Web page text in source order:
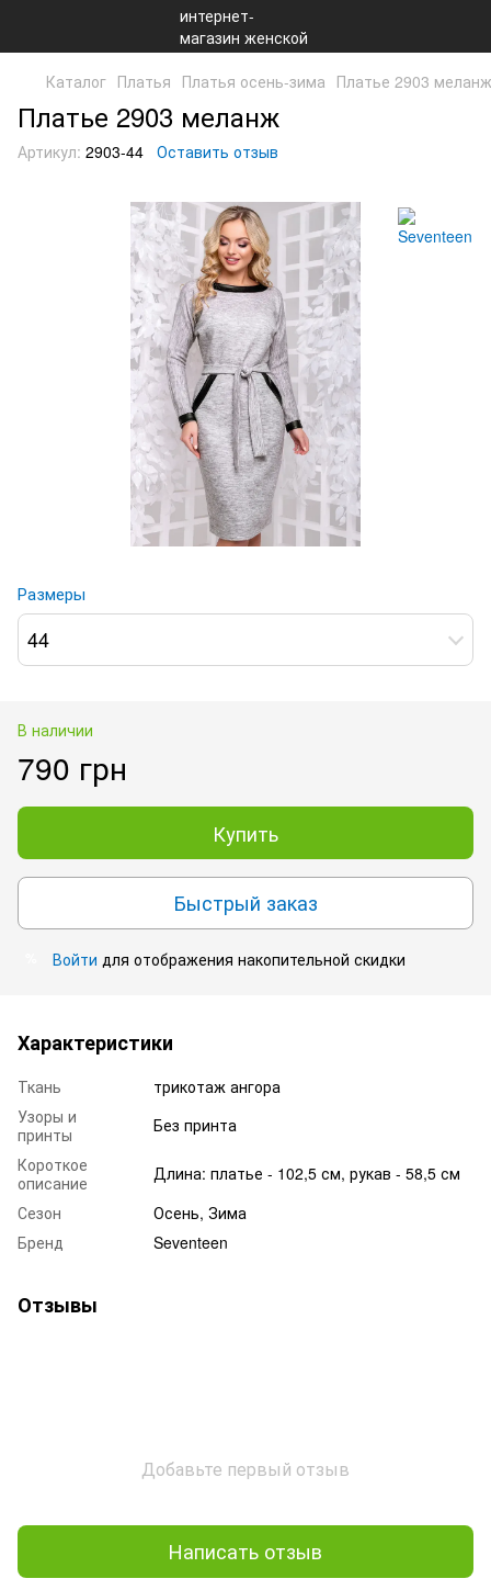
Каталог Платья Платья осень-зима Платье 2903 меланж
Платье 2903 меланж
Артикул: 2903-44 Оставить отзыв
Размеры
44
В наличии
790 грн
Купить
Быстрый заказ
Войти для отображения накопительной скидки
Характеристики
Ткань
трикотаж ангора
Узоры и
принты
Без принта
Короткое
описание
Длина: платье - 102,5 см, рукав - 58,5 см
Сезон
Осень, Зима
Бренд
Seventeen
Отзывы
Добавьте первый отзыв
Написать отзыв